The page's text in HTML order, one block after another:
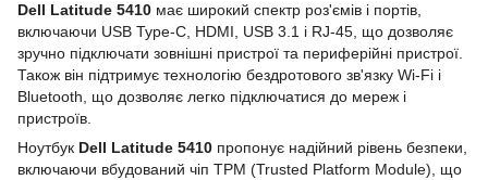
Dell Latitude 5410 має широкий спектр роз'ємів і портів,
включаючи USB Type-C, HDMI, USB 3.1 і RJ-45, що дозволяє
зручно підключати зовнішні пристрої та периферійні пристрої.
Також він підтримує технологію бездротового зв'язку Wi-Fi і
Bluetooth, що дозволяє легко підключатися до мереж і
пристроїв.
Ноутбук Dell Latitude 5410 пропонує надійний рівень безпеки,
включаючи вбудований чіп TPM (Trusted Platform Module), що